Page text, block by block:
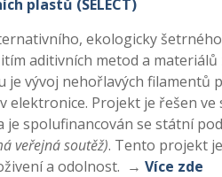
plastů (SELECT)
ekologicky
aditivních metod a materiálů
vývoj nehořlavých filamentů
Projekt je řešen ve
spolufinancován se státní
veřejná soutěž). Tento projekt
a odolnost. → Více zde